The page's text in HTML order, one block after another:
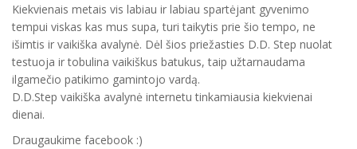
Kiekvienais metais vis labiau ir labiau spartėjant gyvenimo
tempui viskas kas mus supa, turi taikytis prie šio tempo, ne
išimtis ir vaikiška avalynė. Dėl šios priežasties D.D. Step nuolat
testuoja ir tobulina vaikiškus batukus, taip užtarnaudama
ilgamečio patikimo gamintojo vardą.
D.D.Step vaikiška avalynė internetu tinkamiausia kiekvienai
dienai.
Draugaukime facebook :)